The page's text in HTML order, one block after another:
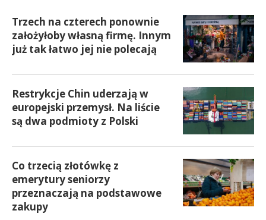
Trzech na czterech ponownie
założyłoby własną firmę. Innym
już tak łatwo jej nie polecają
Restrykcje Chin uderzają w
europejski przemysł. Na liście
są dwa podmioty z Polski
Co trzecią złotówkę z
emerytury seniorzy
przeznaczają na podstawowe
zakupy